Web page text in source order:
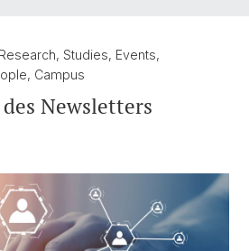
Studies, Events,
Campus
Newsletters